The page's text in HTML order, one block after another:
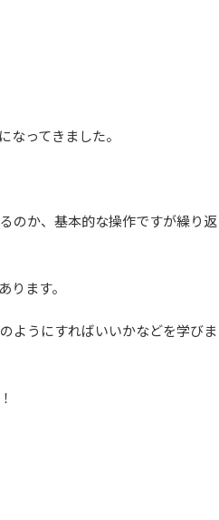
ってきました。
のか、基本的な操作ですが繰り返
ます。
ようにすればいいかなどを学びま